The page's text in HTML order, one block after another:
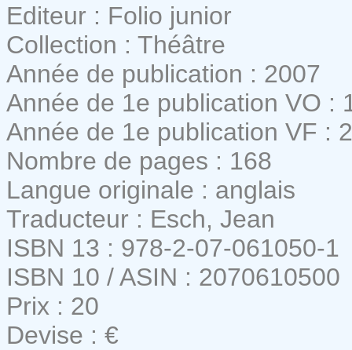
Editeur : Folio junior
Collection : Théâtre
Année de publication : 2007
Année de 1e publication VO :
Année de 1e publication VF :
Nombre de pages : 168
Langue originale : anglais
Traducteur : Esch, Jean
ISBN 13 : 978-2-07-061050-1
ISBN 10 / ASIN : 2070610500
Prix : 20
Devise : €